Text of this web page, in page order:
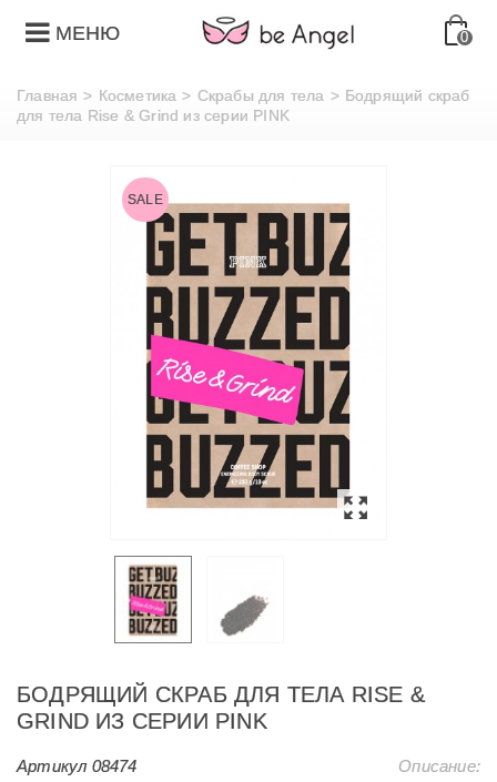
МЕНЮ 0
Главная > Косметика > Скрабы для тела > Бодрящий скраб
для тела Rise & Grind из серии PINK
SALE
БОДРЯЩИЙ СКРАБ ДЛЯ ТЕЛА RISE &
GRIND ИЗ СЕРИИ PINK
Артикул 08474
Описание: